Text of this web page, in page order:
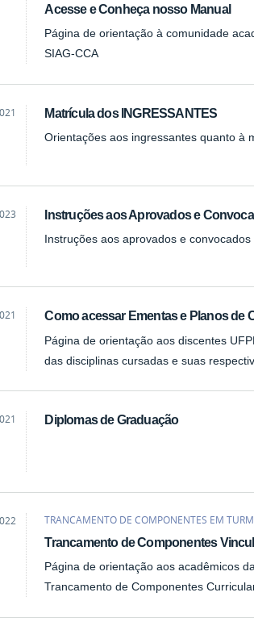
Acesse e Conheça nosso Manual
Página de orientação à comunidade
SIAG-CCA
Matrícula dos INGRESSANTES
Orientações aos ingressantes quanto à
Instruções aos Aprovados e
Instruções aos aprovados e convocados
Como acessar Ementas e Planos de
Página de orientação aos discentes
das disciplinas cursadas e suas
Diplomas de Graduação
TRANCAMENTO DE COMPONENTES EM
Trancamento de Componentes
Página de orientação aos acadêmicos
Trancamento de Componentes